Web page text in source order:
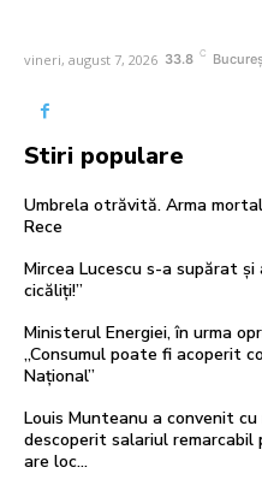
vineri, august 7, 2026 33.8 C
Stiri populare
Umbrela otrăvită. Arma
Rece
Mircea Lucescu s-a supărat
cicăliți!”
Ministerul Energiei, în urma
„Consumul poate fi acoperit
Național”
Louis Munteanu a convenit cu
descoperit salariul remarcabil
are loc...